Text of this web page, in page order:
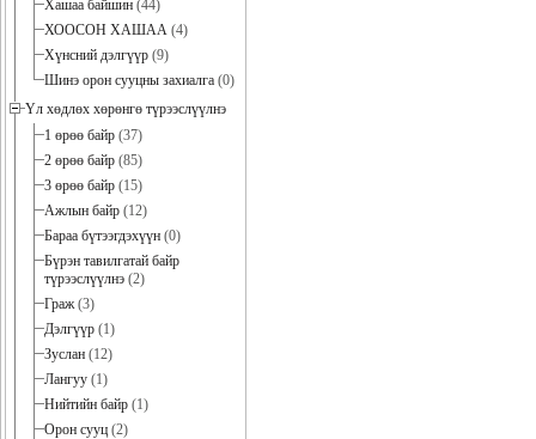
Хашаа байшин (44)
ХООСОН ХАШАА (4)
Хүнсний дэлгүүр (9)
Шинэ орон сууцны захиалга (0)
Үл хөдлөх хөрөнгө түрээслүүлнэ
1 өрөө байр (37)
2 өрөө байр (85)
3 өрөө байр (15)
Ажлын байр (12)
Бараа бүтээгдэхүүн (0)
Бүрэн тавилгатай байр
түрээслүүлнэ (2)
Граж(3)
Дэлгүүр (1)
Зуслан (12)
Лангуу (1)
Нийтийн байр (1)
Орон сууц (2)